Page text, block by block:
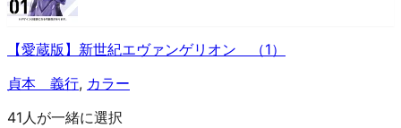
【愛蔵版】新世紀エヴァンゲリオン （1）
貞本 義行, カラー
41人が一緒に選択